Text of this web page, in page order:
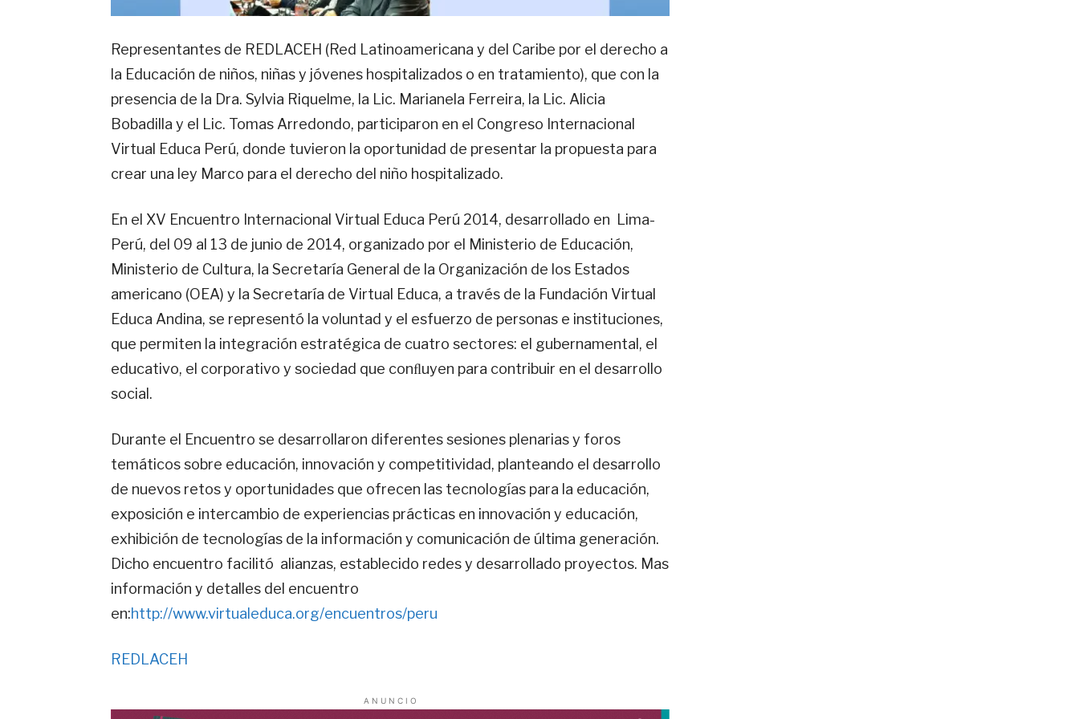
Representantes de REDLACEH (Red Latinoamericana y del Caribe por el derecho a
la Educación de niños, niñas y jóvenes hospitalizados o en tratamiento), que con la
presencia de la Dra. Sylvia Riquelme, la Lic. Marianela Ferreira, la Lic. Alicia
Bobadilla y el Lic. Tomas Arredondo, participaron en el Congreso Internacional
Virtual Educa Perú, donde tuvieron la oportunidad de presentar la propuesta para
crear una ley Marco para el derecho del niño hospitalizado.
En el XV Encuentro Internacional Virtual Educa Perú 2014, desarrollado en Lima-
Perú, del 09 al 13 de junio de 2014, organizado por el Ministerio de Educación,
Ministerio de Cultura, la Secretaría General de la Organización de los Estados
americano (OEA) y la Secretaría de Virtual Educa, a través de la Fundación Virtual
Educa Andina, se representó la voluntad y el esfuerzo de personas e instituciones,
que permiten la integración estratégica de cuatro sectores: el gubernamental, el
educativo, el corporativo y sociedad que conﬂuyen para contribuir en el desarrollo
social.
Durante el Encuentro se desarrollaron diferentes sesiones plenarias y foros
temáticos sobre educación, innovación y competitividad, planteando el desarrollo
de nuevos retos y oportunidades que ofrecen las tecnologías para la educación,
exposición e intercambio de experiencias prácticas en innovación y educación,
exhibición de tecnologías de la información y comunicación de última generación.
Dicho encuentro facilitó alianzas, establecido redes y desarrollado proyectos. Mas
información y detalles del encuentro
en:http://www.virtualeduca.org/encuentros/peru
REDLACEH
A N U N C I O